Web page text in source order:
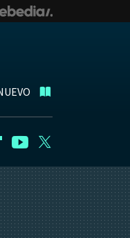
Flipboard
Youtube